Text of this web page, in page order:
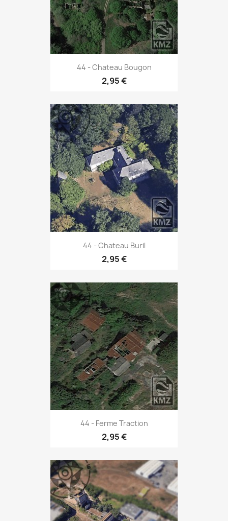
44 - Chateau Bougon
2,95 €
44 - Chateau Buril
2,95 €
44 - Ferme Traction
2,95 €